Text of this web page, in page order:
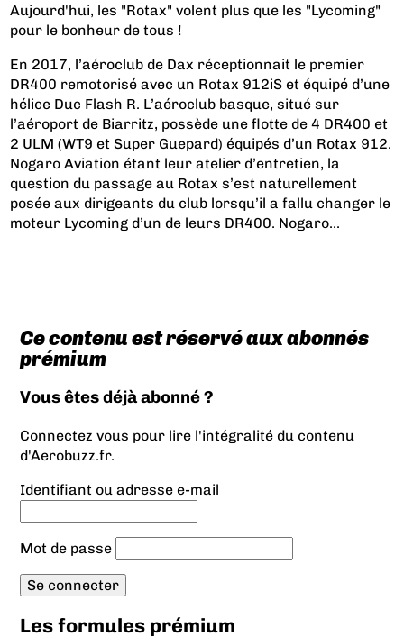
Aujourd'hui, les "Rotax" volent plus que les "Lycoming"
pour le bonheur de tous !
En 2017, l’aéroclub de Dax réceptionnait le premier
DR400 remotorisé avec un Rotax 912iS et équipé d’une
hélice Duc Flash R. L’aéroclub basque, situé sur
l’aéroport de Biarritz, possède une flotte de 4 DR400 et
2 ULM (WT9 et Super Guepard) équipés d’un Rotax 912.
Nogaro Aviation étant leur atelier d’entretien, la
question du passage au Rotax s’est naturellement
posée aux dirigeants du club lorsqu’il a fallu changer le
moteur Lycoming d’un de leurs DR400. Nogaro...
Ce contenu est réservé aux abonnés
prémium
Vous êtes déjà abonné ?
Connectez vous pour lire l'intégralité du contenu
d'Aerobuzz.fr.
Identifiant ou adresse e-mail
Mot de passe
Les formules prémium